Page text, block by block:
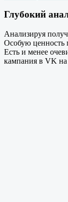
Глубокий
Анализируя
Особую ценность
Есть и менее
кампания в VK на